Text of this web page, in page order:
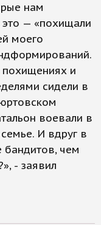
нам
— «похищали
моего
и
сидели в
воевали в
И вдруг в
бандитов, чем
- заявил